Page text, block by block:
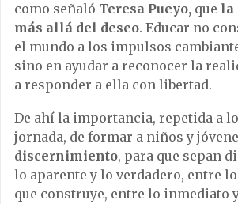
como señaló Teresa Pueyo, que la
más allá del deseo. Educar no
el mundo a los impulsos
sino en ayudar a reconocer la
a responder a ella con libertad.
De ahí la importancia, repetida a
jornada, de formar a niños y
discernimiento, para que sepan
lo aparente y lo verdadero, entre
que construye, entre lo inmediato